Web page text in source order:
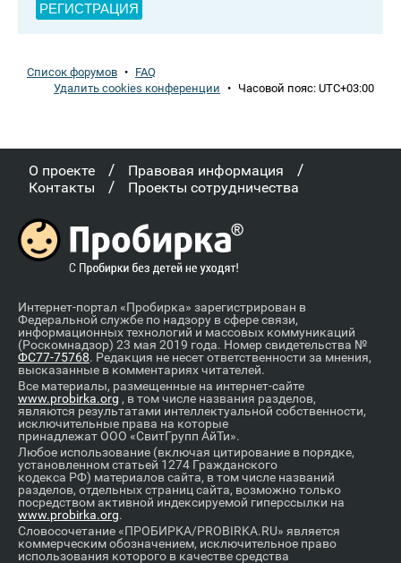
РЕГИСТРАЦИЯ
Список форумов • FAQ
Удалить cookies конференции • Часовой пояс: UTC+03:00
О проекте / Правовая информация /
Контакты / Проекты сотрудничества
Интернет-портал «Пробирка» зарегистрирован в
Федеральной службе по надзору в сфере связи,
информационных технологий и массовых коммуникаций
(Роскомнадзор) 23 мая 2019 года. Номер свидетельства №
ФС77-75768. Редакция не несет ответственности за мнения,
высказанные в комментариях читателей.
Все материалы, размещенные на интернет-сайте
www.probirka.org , в том числе названия разделов,
являются результатами интеллектуальной собственности,
исключительные права на которые
принадлежат ООО «СвитГрупп АйТи».
Любое использование (включая цитирование в порядке,
установленном статьей 1274 Гражданского
кодекса РФ) материалов сайта, в том числе названий
разделов, отдельных страниц сайта, возможно только
посредством активной индексируемой гиперссылки на
www.probirka.org.
Словосочетание «ПРОБИРКА/PROBIRKA.RU» является
коммерческим обозначением, исключительное право
использования которого в качестве средства